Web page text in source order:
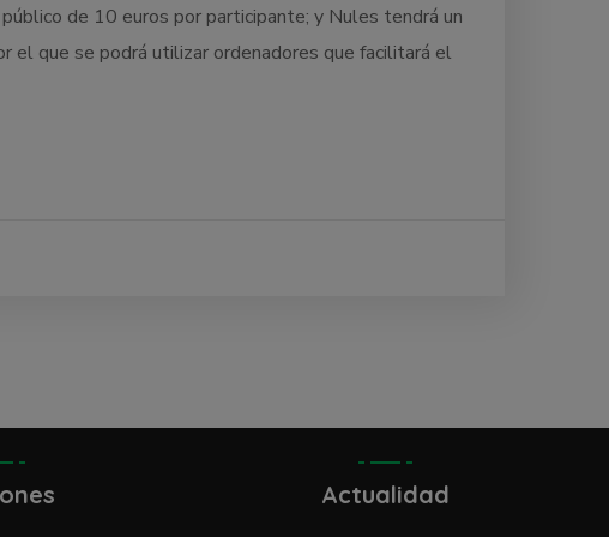
de 10 euros por participante; y Nules tendrá un
el que se podrá utilizar ordenadores que facilitará el
Actualidad